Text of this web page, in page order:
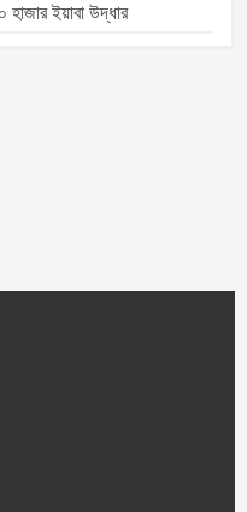
হাজার ইয়াবা উদ্ধার